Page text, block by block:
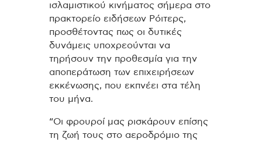
ισλαμιστικού κινήματος σήμερα στο
πρακτορείο ειδήσεων Ρόιτερς,
προσθέτοντας πως οι δυτικές
δυνάμεις υποχρεούνται να
τηρήσουν την προθεσμία για την
αποπεράτωση των επιχειρήσεων
εκκένωσης, που εκπνέει στα τέλη
του μήνα.
“Οι φρουροί μας ρισκάρουν επίσης
τη ζωή τους στο αεροδρόμιο της